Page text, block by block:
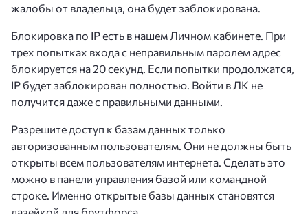
жалобы от владельца, она будет заблокирована.
Блокировка по IP есть в нашем Личном кабинете. При
трех попытках входа с неправильным паролем адрес
блокируется на 20 секунд. Если попытки продолжатся,
IP будет заблокирован полностью. Войти в ЛК не
получится даже с правильными данными.
Разрешите доступ к базам данных только
авторизованным пользователям. Они не должны быть
открыты всем пользователям интернета. Сделать это
можно в панели управления базой или командной
строке. Именно открытые базы данных становятся